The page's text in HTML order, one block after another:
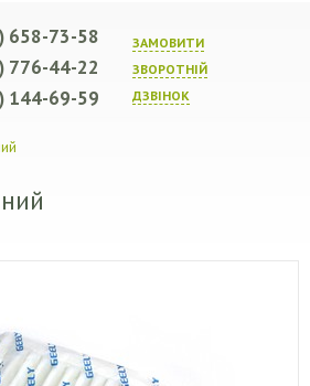
ЗАМОВИТИ
ЗВОРОТНIЙ
ДЗВIНОК
658-73-58
776-44-22
144-69-59